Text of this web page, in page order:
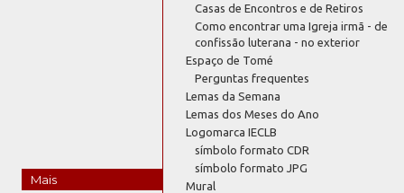
Mais
Casas de Encontros e de Retiros
Como encontrar uma Igreja irmã - de
confissão luterana - no exterior
Espaço de Tomé
Perguntas frequentes
Lemas da Semana
Lemas dos Meses do Ano
Logomarca IECLB
símbolo formato CDR
símbolo formato JPG
Mural